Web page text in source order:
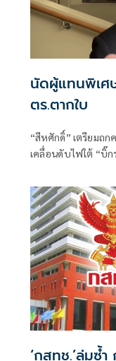
นัดผู้แทนพิเศษดับไฟใ
ตร.ตากใบ
“สีหศักดิ์”​ เตรียมถ
เคลื่อนดับไฟใต้​ “บิ๊ก